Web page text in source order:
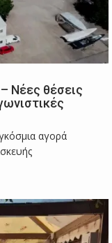
Νέες θέσεις
αγορά